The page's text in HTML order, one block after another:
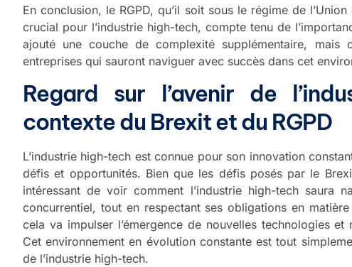
En conclusion, le RGPD, qu’il soit sous le régime de
crucial pour l’industrie high-tech, compte tenu de
ajouté une couche de complexité supplémentaire, mais
entreprises qui sauront naviguer avec succès dans cet
Regard sur l’avenir de
contexte du Brexit et du RGPD
L’industrie high-tech est connue pour son innovation
défis et opportunités. Bien que les défis posés par le
intéressant de voir comment l’industrie high-tech saura
concurrentiel, tout en respectant ses obligations en
cela va impulser l’émergence de nouvelles technologies
Cet environnement en évolution constante est tout
de l’industrie high-tech.